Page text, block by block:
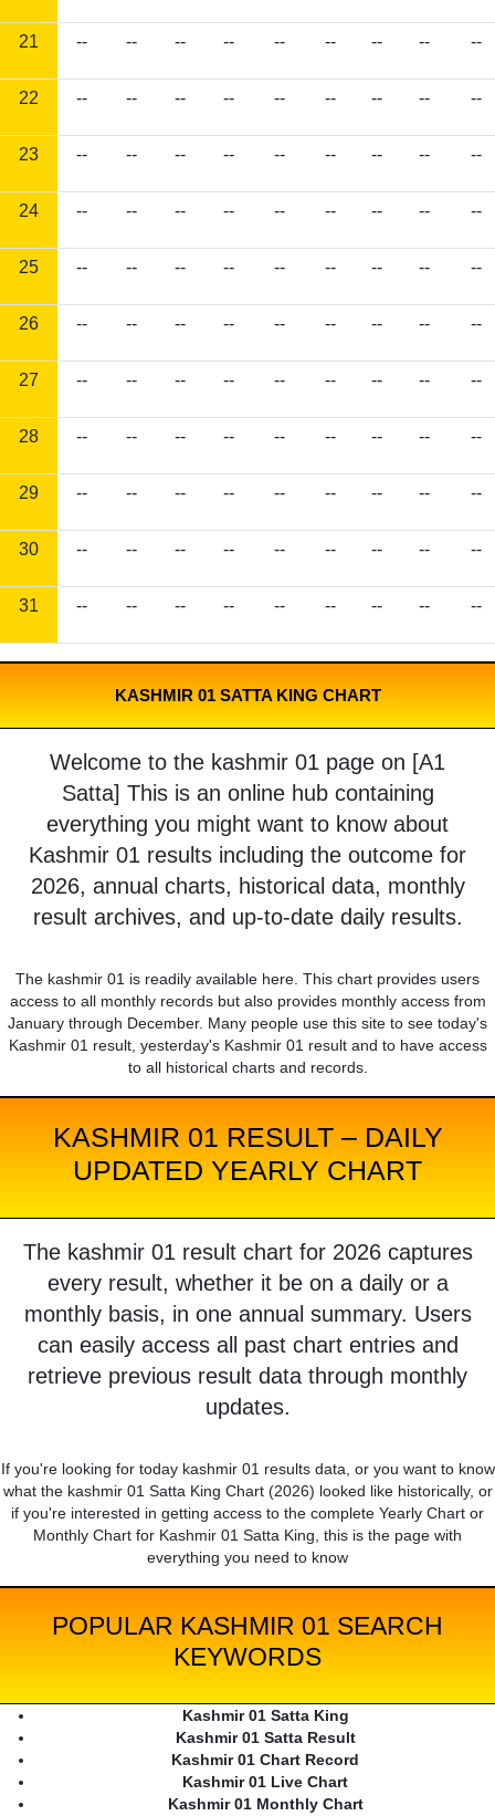
21 -- -- -- -- -- -- -- -- --
22 -- -- -- -- -- -- -- -- --
23 -- -- -- -- -- -- -- -- --
24 -- -- -- -- -- -- -- -- --
25 -- -- -- -- -- -- -- -- --
26 -- -- -- -- -- -- -- -- --
27 -- -- -- -- -- -- -- -- --
28 -- -- -- -- -- -- -- -- --
29 -- -- -- -- -- -- -- -- --
30 -- -- -- -- -- -- -- -- --
31 -- -- -- -- -- -- -- -- --
KASHMIR 01 SATTA KING CHART
Welcome to the kashmir 01 page on [A1
Satta] This is an online hub containing
everything you might want to know about
Kashmir 01 results including the outcome for
2026, annual charts, historical data, monthly
result archives, and up-to-date daily results.
The kashmir 01 is readily available here. This chart provides users
access to all monthly records but also provides monthly access from
January through December. Many people use this site to see today's
Kashmir 01 result, yesterday's Kashmir 01 result and to have access
to all historical charts and records.
KASHMIR 01 RESULT – DAILY
UPDATED YEARLY CHART
The kashmir 01 result chart for 2026 captures
every result, whether it be on a daily or a
monthly basis, in one annual summary. Users
can easily access all past chart entries and
retrieve previous result data through monthly
updates.
If you're looking for today kashmir 01 results data, or you want to know
what the kashmir 01 Satta King Chart (2026) looked like historically, or
if you're interested in getting access to the complete Yearly Chart or
Monthly Chart for Kashmir 01 Satta King, this is the page with
everything you need to know
POPULAR KASHMIR 01 SEARCH
KEYWORDS
Kashmir 01 Satta King
Kashmir 01 Satta Result
Kashmir 01 Chart Record
Kashmir 01 Live Chart
Kashmir 01 Monthly Chart